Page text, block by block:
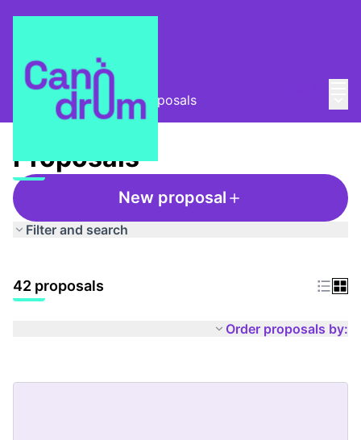
Taula Comunitària / Proposals
Proposals
New proposal
Filter and search
42 proposals
Order proposals by: